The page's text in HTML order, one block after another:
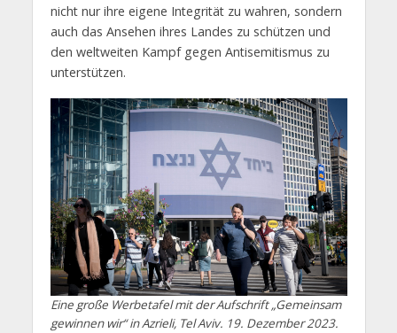
nicht nur ihre eigene Integrität zu wahren, sondern
auch das Ansehen ihres Landes zu schützen und
den weltweiten Kampf gegen Antisemitismus zu
unterstützen.
Eine große Werbetafel mit der Aufschrift „Gemeinsam
gewinnen wir“ in Azrieli, Tel Aviv. 19. Dezember 2023.